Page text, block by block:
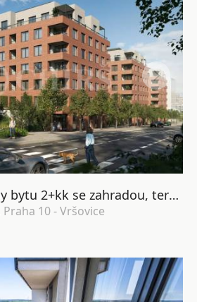
Prodej novostavby bytu 2+kk se zahradou, terasou, lodžií, sklepem a garážovým stáním, DV, 64 m2, Praha 10 - Vršovice
10 - Vršovice